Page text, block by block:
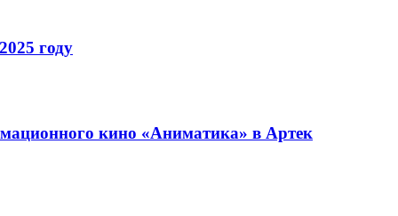
году
кино «Аниматика» в Артек